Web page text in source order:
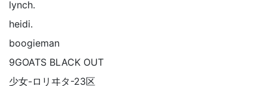
lynch.
heidi.
boogieman
9GOATS BLACK OUT
少女-ロリヰタ-23区